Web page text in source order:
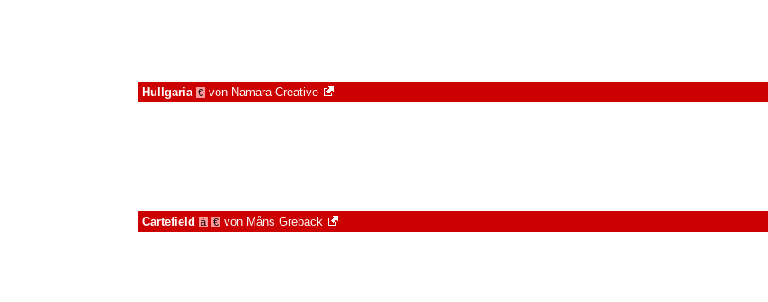
Hullgaria € von Namara Creative
Cartefield à € von Måns Grebäck